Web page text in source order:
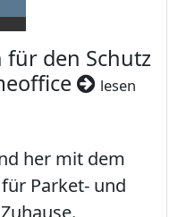
den Schutz
lesen
her mit dem
Parket- und